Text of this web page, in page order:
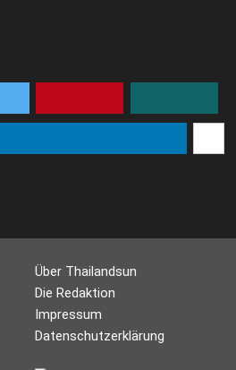
Über Thailandsun
Die Redaktion
Impressum
Datenschutzerklärung